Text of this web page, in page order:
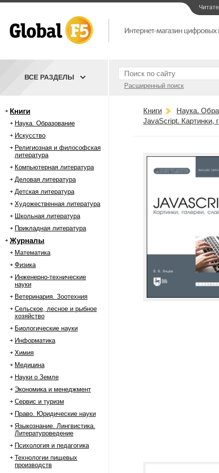
Расширенный поиск
ВСЕ РАЗДЕЛЫ
Книги
Наука. Образование
Искусство
Религиозная и философская
литература
Компьютерная литература
Деловая литература
Детская литература
Художественная литература
Школьная литература
Прикладная литература
Журналы
Математика
Физика
Инженерно-технические
науки
Ветеринария. Зоотехния
Сельское, лесное и рыбное
хозяйство
Биологические науки
Информатика
Химия
Медицина
Науки о Земле
Экономика и менеджмент
Сервис и туризм
Право. Юридические науки
Языкознание. Лингвистика.
Литературоведение
Психология и педагогика
Технологии пищевых
производств
Книги
Наука.
JavaScript. Картинки,